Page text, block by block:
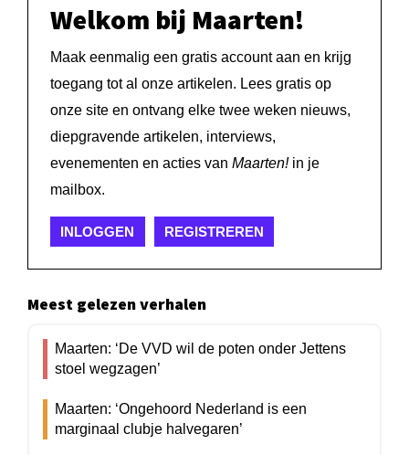
Welkom bij Maarten!
Maak eenmalig een gratis account aan en krijg
toegang tot al onze artikelen. Lees gratis op
onze site en ontvang elke twee weken nieuws,
diepgravende artikelen, interviews,
evenementen en acties van Maarten!in je
mailbox.
INLOGGEN REGISTREREN
Meest gelezen verhalen
Maarten: ‘De VVD wil de poten onder Jettens
stoel wegzagen’
Maarten: ‘Ongehoord Nederland is een
marginaal clubje halvegaren’